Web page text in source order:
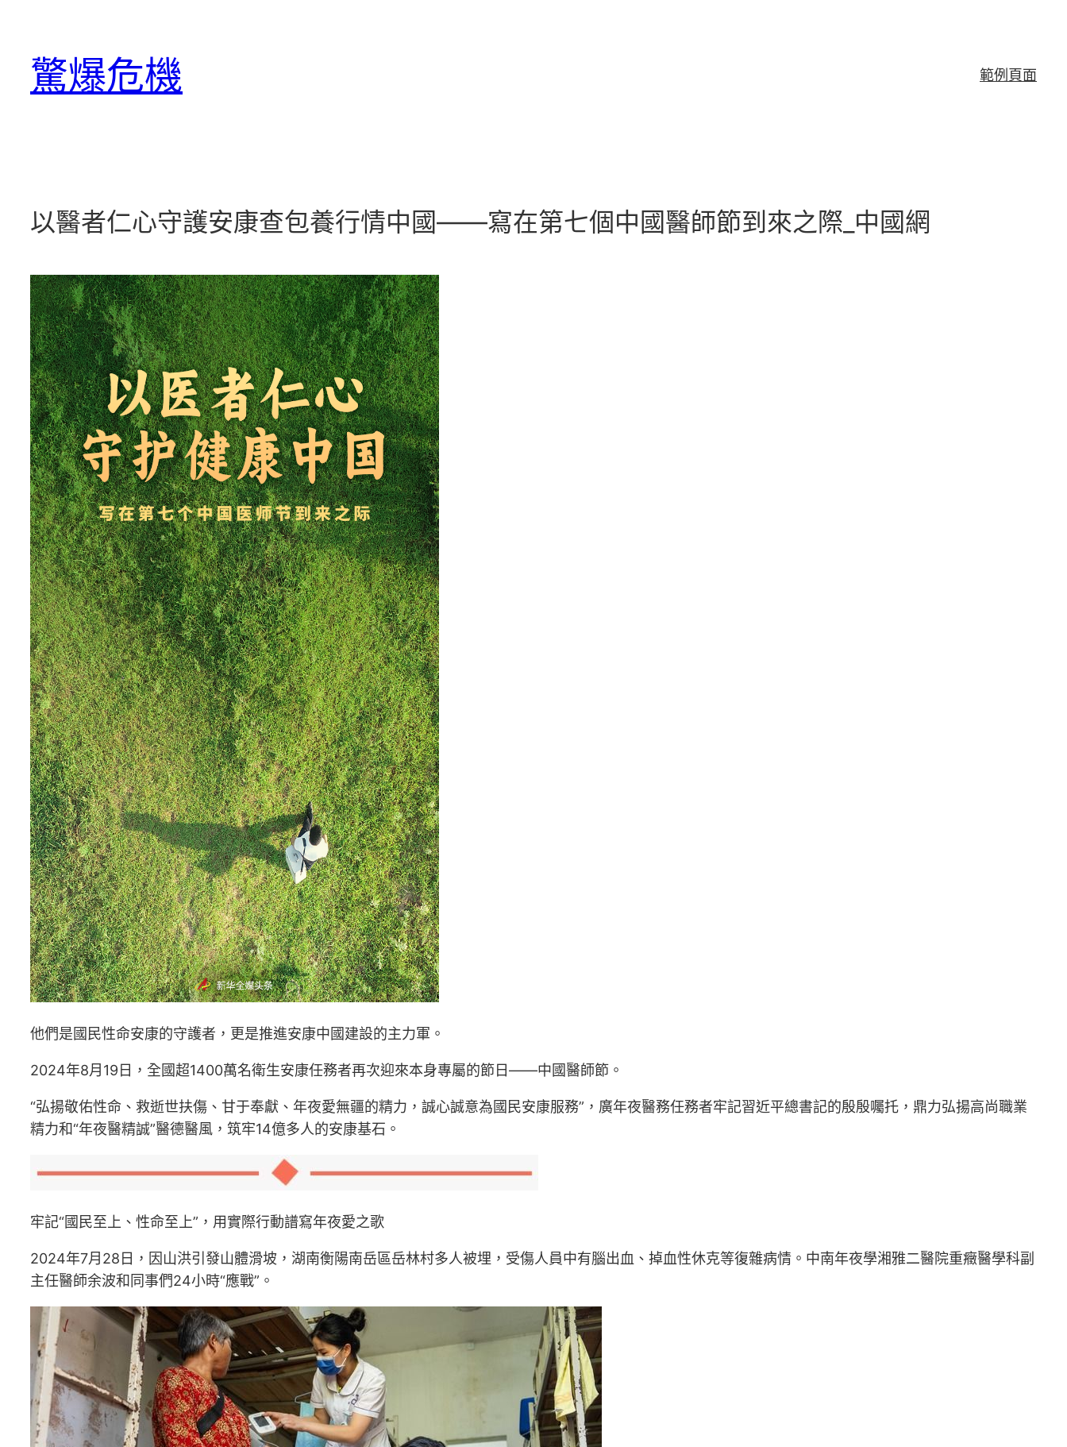
驚爆危機 範例頁面
以醫者仁心守護安康查包養行情中國——寫在第七個中國醫師節到來之際_中國網
他們是國民性命安康的守護者，更是推進安康中國建設的主力軍。
2024年8月19日，全國超1400萬名衛生安康任務者再次迎來本身專屬的節日——中國醫師節。
“弘揚敬佑性命、救逝世扶傷、甘于奉獻、年夜愛無疆的精力，誠心誠意為國民安康服務”，廣年夜醫務任務者牢記習近平總書記的殷殷囑托，鼎力弘揚高尚職業
精力和“年夜醫精誠”醫德醫風，筑牢14億多人的安康基石。
牢記“國民至上、性命至上”，用實際行動譜寫年夜愛之歌
2024年7月28日，因山洪引發山體滑坡，湖南衡陽南岳區岳林村多人被埋，受傷人員中有腦出血、掉血性休克等復雜病情。中南年夜學湘雅二醫院重癥醫學科副
主任醫師余波和同事們24小時“應戰”。